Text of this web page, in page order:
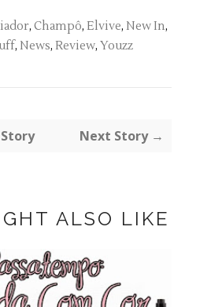
, Champô, Elvive, New In,
, News, Review, Youzz
Next Story →
ALSO LIKE